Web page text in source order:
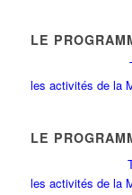
LE
les activités de la
LE
les activités de la